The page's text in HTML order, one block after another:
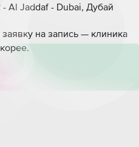
Al Jaddaf - Dubai, Дубай
заявку на запись — клиника